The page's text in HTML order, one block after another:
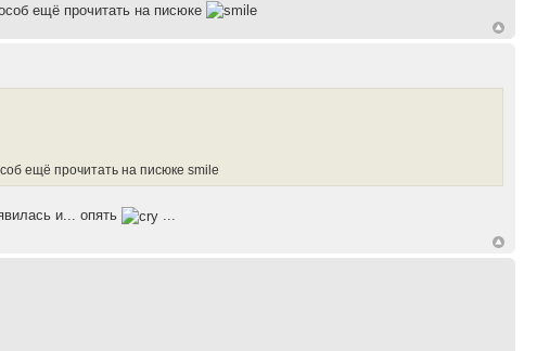
ещё прочитать на писюке
ещё прочитать на писюке smile
и... опять ...